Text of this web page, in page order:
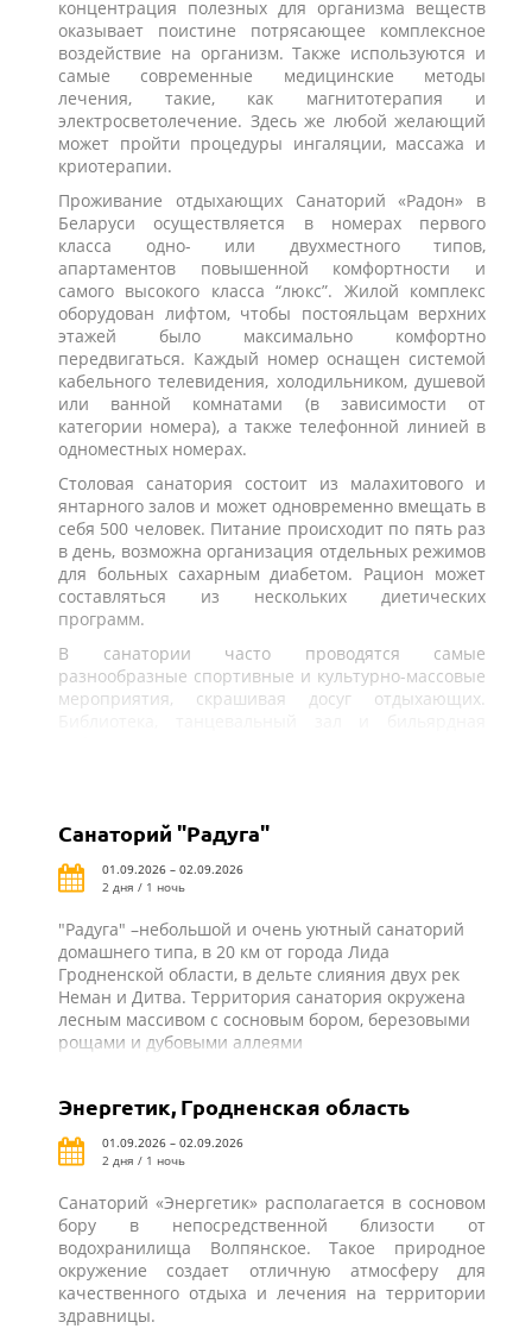
концентрация полезных для организма веществ
оказывает поистине потрясающее комплексное
воздействие на организм. Также используются и
самые современные медицинские методы
лечения, такие, как магнитотерапия и
электросветолечение. Здесь же любой желающий
может пройти процедуры ингаляции, массажа и
криотерапии.
Проживание отдыхающих Санаторий «Радон» в
Беларуси осуществляется в номерах первого
класса одно- или двухместного типов,
апартаментов повышенной комфортности и
самого высокого класса “люкс”. Жилой комплекс
оборудован лифтом, чтобы постояльцам верхних
этажей было максимально комфортно
передвигаться. Каждый номер оснащен системой
кабельного телевидения, холодильником, душевой
или ванной комнатами (в зависимости от
категории номера), а также телефонной линией в
одноместных номерах.
Столовая санатория состоит из малахитового и
янтарного залов и может одновременно вмещать в
себя 500 человек. Питание происходит по пять раз
в день, возможна организация отдельных режимов
для больных сахарным диабетом. Рацион может
составляться из нескольких диетических
программ.
В санатории часто проводятся самые
разнообразные спортивные и культурно-массовые
мероприятия, скрашивая досуг отдыхающих.
Санаторий "Радуга"
01.09.2026 – 02.09.2026
2 дня / 1 ночь
"Радуга" –небольшой и очень уютный санаторий
домашнего типа, в 20 км от города Лида
Гродненской области, в дельте слияния двух рек
Неман и Дитва. Территория санатория окружена
лесным массивом с сосновым бором, березовыми
рощами и дубовыми аллеями
Энергетик, Гродненская область
01.09.2026 – 02.09.2026
2 дня / 1 ночь
Санаторий «Энергетик» располагается в сосновом
бору в непосредственной близости от
водохранилища Волпянское. Такое природное
окружение создает отличную атмосферу для
качественного отдыха и лечения на территории
здравницы.